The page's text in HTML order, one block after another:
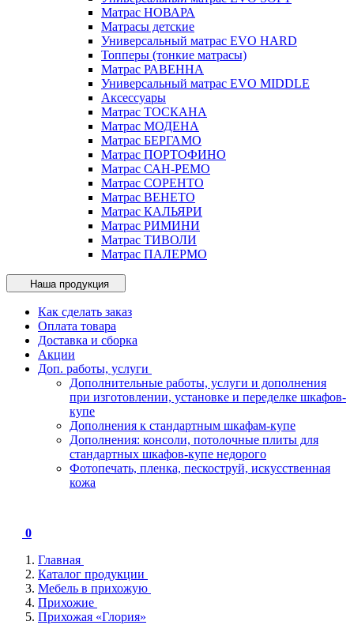
Матрас НОВАРА
Матрасы детские
Универсальный матрас EVO HARD
Топперы (тонкие матрасы)
Матрас РАВЕННА
Универсальный матрас EVO MIDDLE
Аксессуары
Матрас ТОСКАНА
Матрас МОДЕНА
Матрас БЕРГАМО
Матрас ПОРТОФИНО
Матрас САН-РЕМО
Матрас СОРЕНТО
Матрас ВЕНЕТО
Матрас КАЛЬЯРИ
Матрас РИМИНИ
Матрас ТИВОЛИ
Матрас ПАЛЕРМО
Наша продукция
Как сделать заказ
Оплата товара
Доставка и сборка
Акции
Доп. работы, услуги
Дополнительные работы, услуги и дополнения
при изготовлении, установке и переделке шкафов-
купе
Дополнения к стандартным шкафам-купе
Дополнения: консоли, потолочные плиты для
стандартных шкафов-купе недорого
Фотопечать, пленка, пескоструй, искусственная
кожа
0
Главная
Каталог продукции
Мебель в прихожую
Прихожие
Прихожая «Глория»